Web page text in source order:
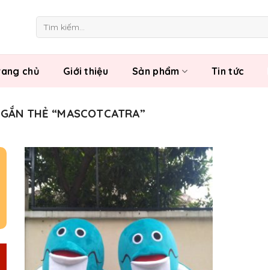
kiếm:
chủ Giới thiệu Sản phẩm Tin tức
THẺ “MASCOTCATRA”